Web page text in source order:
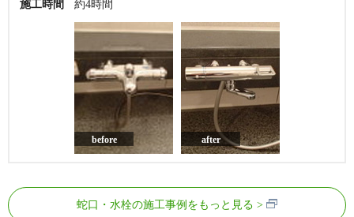
施工時間 約4時間
before after
蛇口・水栓の施工事例をもっと見る